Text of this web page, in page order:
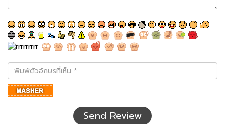
พิมพ์
ตัว
อักษร
ที่
Send Review